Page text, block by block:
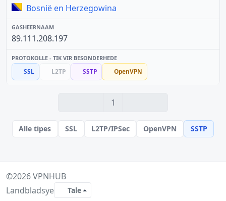
Bosnië en Herzegowina
89.111.208.197
SSL L2TP SSTP OpenVPN
1
Alle tipes SSL L2TP/IPSec OpenVPN SSTP
©2026VPNHUB
Landbladsye
Tale